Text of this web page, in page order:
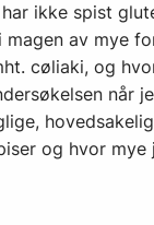
ikke spist
av mye
cøliaki, og
når
og hvor mye